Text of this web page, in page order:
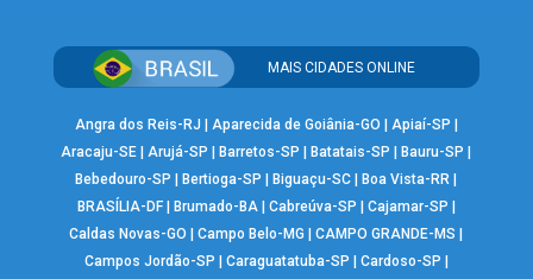
MAIS CIDADES ONLINE
Angra dos Reis-RJ Aparecida de Goiânia-GO Apiaí-SP
Aracaju-SE |Arujá-SP Barretos-SP Batatais-SP Bauru-SP
Bebedouro-SP
Bertioga-SP Biguaçu-SC Boa Vista-RR
BRASÍLIA-DF| Brumado-BA| Cabreúva-SP Cajamar-SP
Caldas Novas-GO
|Campo Belo-MG |CAMPO GRANDE-MS
Campos Jordão-SP
Caraguatatuba-SP Cardoso-SP